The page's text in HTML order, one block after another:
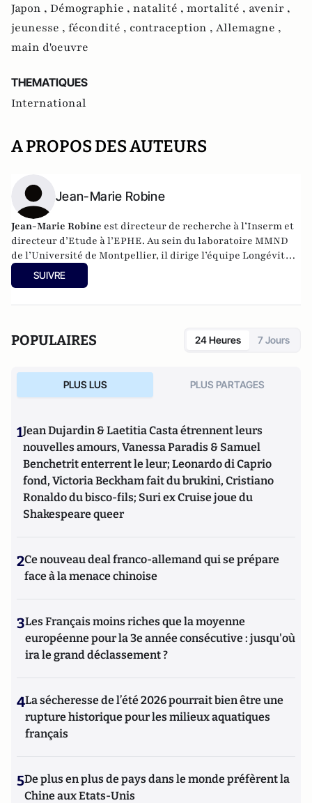
Japon , Démographie , natalité , mortalité , avenir ,
jeunesse , fécondité , contraception , Allemagne ,
main d'oeuvre
THEMATIQUES
International
A PROPOS DES AUTEURS
Jean-Marie Robine
Jean-Marie Robine est directeur de recherche à l’Inserm et
directeur d’Etude à l’EPHE. Au sein du laboratoire MMND
de l’Université de Montpellier, il dirige l’équipe Longévité
& vitalité.
SUIVRE
POPULAIRES 24 Heures 7 Jours
PLUS LUS PLUS PARTAGES
1Jean Dujardin & Laetitia Casta étrennent leurs
nouvelles amours, Vanessa Paradis & Samuel
Benchetrit enterrent le leur; Leonardo di Caprio
fond, Victoria Beckham fait du brukini, Cristiano
Ronaldo du bisco-fils; Suri ex Cruise joue du
Shakespeare queer
2Ce nouveau deal franco-allemand qui se prépare
face à la menace chinoise
3Les Français moins riches que la moyenne
européenne pour la 3e année consécutive : jusqu'où
ira le grand déclassement ?
4La sécheresse de l’été 2026 pourrait bien être une
rupture historique pour les milieux aquatiques
français
5De plus en plus de pays dans le monde préfèrent la
Chine aux Etats-Unis